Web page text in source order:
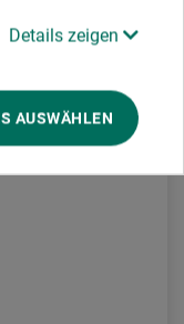
Details zeigen
AUSWÄHLEN